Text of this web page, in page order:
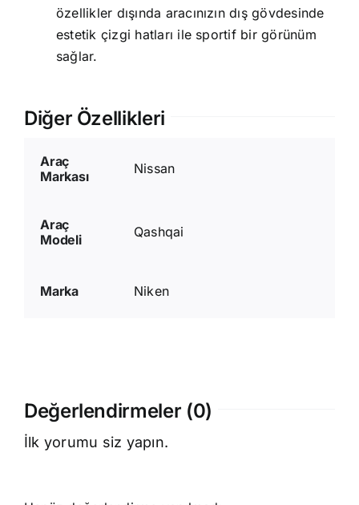
özellikler dışında aracınızın dış gövdesinde
estetik çizgi hatları ile sportif bir görünüm
sağlar.
Diğer Özellikleri
Araç
Markası
Nissan
Araç
Modeli
Qashqai
Marka Niken
Değerlendirmeler (0)
İlk yorumu siz yapın.